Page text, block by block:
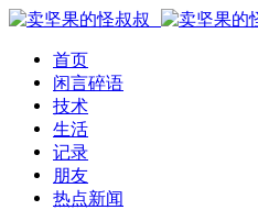
首页
闲言碎语
技术
生活
记录
朋友
热点新闻